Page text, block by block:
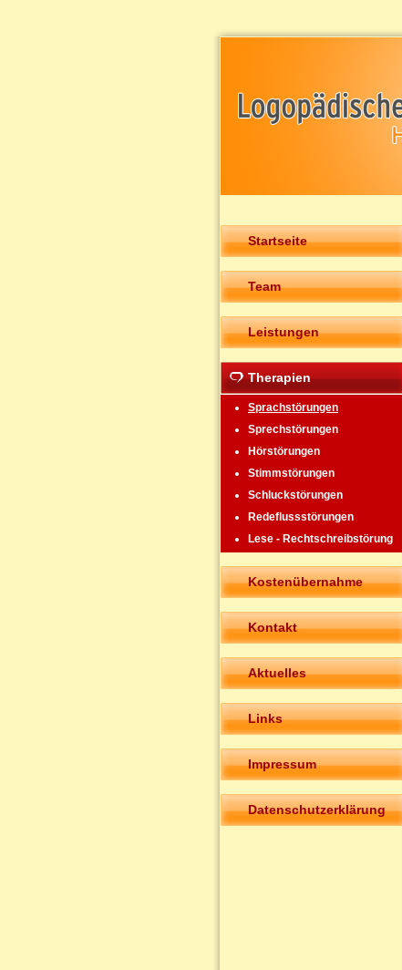
Startseite
Team
Leistungen
Therapien
Sprachstörungen
Sprechstörungen
Hörstörungen
Stimmstörungen
Schluckstörungen
Redeflussstörungen
Lese - Rechtschreibstörung
Kostenübernahme
Kontakt
Aktuelles
Links
Impressum
Datenschutzerklärung